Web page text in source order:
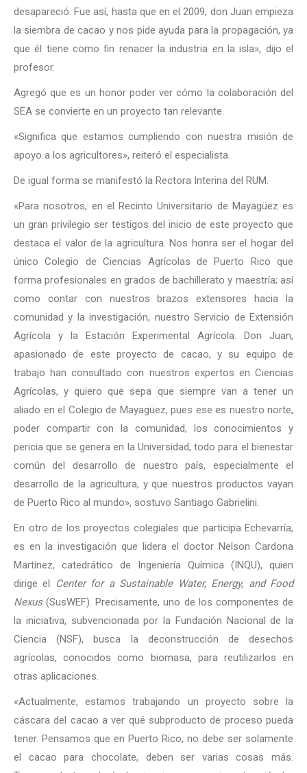
desapareció. Fue así, hasta que en el 2009, don Juan empieza
la siembra de cacao y nos pide ayuda para la propagación, ya
que él tiene como fin renacer la industria en la isla», dijo el
profesor.
Agregó que es un honor poder ver cómo la colaboración del
SEA se convierte en un proyecto tan relevante.
«Significa que estamos cumpliendo con nuestra misión de
apoyo a los agricultores», reiteró el especialista.
De igual forma se manifestó la Rectora Interina del RUM.
«Para nosotros, en el Recinto Universitario de Mayagüez es
un gran privilegio ser testigos del inicio de este proyecto que
destaca el valor de la agricultura. Nos honra ser el hogar del
único Colegio de Ciencias Agrícolas de Puerto Rico que
forma profesionales en grados de bachillerato y maestría; así
como contar con nuestros brazos extensores hacia la
comunidad y la investigación, nuestro Servicio de Extensión
Agrícola y la Estación Experimental Agrícola. Don Juan,
apasionado de este proyecto de cacao, y su equipo de
trabajo han consultado con nuestros expertos en Ciencias
Agrícolas, y quiero que sepa que siempre van a tener un
aliado en el Colegio de Mayagüez, pues ese es nuestro norte,
poder compartir con la comunidad, los conocimientos y
pericia que se genera en la Universidad, todo para el bienestar
común del desarrollo de nuestro país, especialmente el
desarrollo de la agricultura, y que nuestros productos vayan
de Puerto Rico al mundo», sostuvo Santiago Gabrielini.
En otro de los proyectos colegiales que participa Echevarría,
es en la investigación que lidera el doctor Nelson Cardona
Martínez, catedrático de Ingeniería Química (INQU), quien
dirige el
Center for a Sustainable Water, Energy, and Food
Nexus(SusWEF). Precisamente, uno de los componentes de
la iniciativa, subvencionada por la Fundación Nacional de la
Ciencia (NSF), busca la deconstrucción de desechos
agrícolas, conocidos como biomasa, para reutilizarlos en
otras aplicaciones.
«Actualmente, estamos trabajando un proyecto sobre la
cáscara del cacao a ver qué subproducto de proceso pueda
tener. Pensamos que en Puerto Rico, no debe ser solamente
el cacao para chocolate, deben ser varias cosas más.